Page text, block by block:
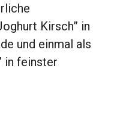
Kirsch” in
und einmal als
in feinster